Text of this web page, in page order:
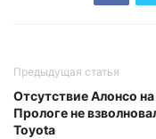
Предыдущая статья
Отсутствие Алонсо на
Прологе не
Toyota